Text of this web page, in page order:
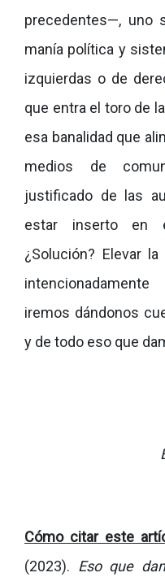
precedentes—, uno
manía política y
izquierdas o de
que entra el toro de
esa banalidad que
medios de
justificado de las
estar inserto en
¿Solución? Elevar
iremos dándonos
y de todo eso que
Cómo citar este
(2023). Eso que